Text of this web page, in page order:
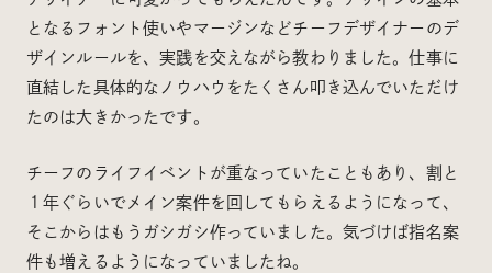
となるフォント使いやマージンなどチーフデザイナーのデ
ザインルールを、実践を交えながら教わりました。仕事に
直結した具体的なノウハウをたくさん叩き込んでいただけ
たのは大きかったです。
チーフのライフイベントが重なっていたこともあり、割と
１年ぐらいでメイン案件を回してもらえるようになって、
そこからはもうガシガシ作っていました。気づけば指名案
件も増えるようになっていましたね。